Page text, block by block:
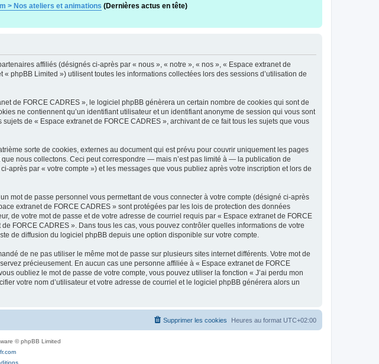
> Nos ateliers et animations (Dernières actus en tête)
affiliés (désignés ci-après par « nous », « notre », « nos », « Espace extranet de
phpBB Limited ») utilisent toutes les informations collectées lors des sessions d’utilisation de
de FORCE CADRES », le logiciel phpBB génèrera un certain nombre de cookies qui sont de
ne contiennent qu’un identifiant utilisateur et un identifiant anonyme de session qui vous sont
de « Espace extranet de FORCE CADRES », archivant de ce fait tous les sujets que vous
sorte de cookies, externes au document qui est prévu pour couvrir uniquement les pages
nous collectons. Ceci peut correspondre — mais n’est pas limité à — la publication de
après par « votre compte ») et les messages que vous publiez après votre inscription et lors de
mot de passe personnel vous permettant de vous connecter à votre compte (désigné ci-après
extranet de FORCE CADRES » sont protégées par les lois de protection des données
de votre mot de passe et de votre adresse de courriel requis par « Espace extranet de FORCE
FORCE CADRES ». Dans tous les cas, vous pouvez contrôler quelles informations de votre
de diffusion du logiciel phpBB depuis une option disponible sur votre compte.
de ne pas utiliser le même mot de passe sur plusieurs sites internet différents. Votre mot de
précieusement. En aucun cas une personne affiliée à « Espace extranet de FORCE
oubliez le mot de passe de votre compte, vous pouvez utiliser la fonction « J’ai perdu mon
votre nom d’utilisateur et votre adresse de courriel et le logiciel phpBB générera alors un
Heures au format UTC+02:00
Supprimer les cookies
© phpBB Limited